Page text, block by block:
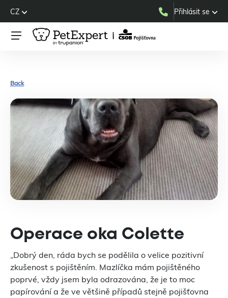
CZ Přihlásit se
Back
Operace oka Colette
„Dobrý den, ráda bych se podělila o velice pozitivní
zkušenost s pojištěním. Mazlíčka mám pojištěného
poprvé, vždy jsem byla odrazována, že je to moc
papírování a že ve většině případů stejně pojišťovna